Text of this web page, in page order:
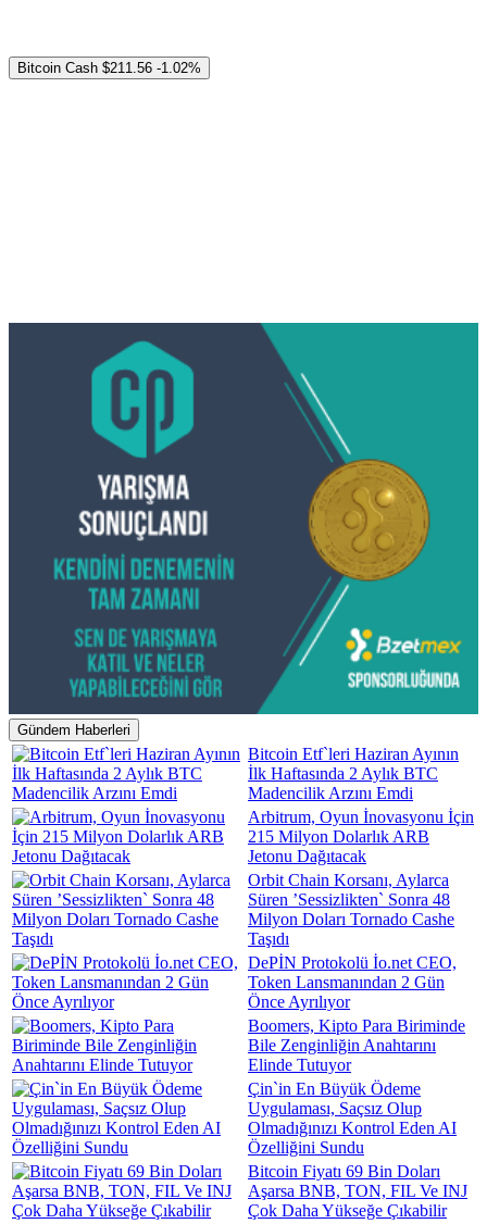
Bitcoin Cash $211.56 -1.02%
Gündem Haberleri
Bitcoin Etf`leri Haziran Ayının
İlk Haftasında 2 Aylık BTC
Madencilik Arzını Emdi
Arbitrum, Oyun İnovasyonu İçin
215 Milyon Dolarlık ARB
Jetonu Dağıtacak
Orbit Chain Korsanı, Aylarca
Süren ’Sessizlikten` Sonra 48
Milyon Doları Tornado Cashe
Taşıdı
DePİN Protokolü İo.net CEO,
Token Lansmanından 2 Gün
Önce Ayrılıyor
Boomers, Kipto Para Biriminde
Bile Zenginliğin Anahtarını
Elinde Tutuyor
Çin`in En Büyük Ödeme
Uygulaması, Saçsız Olup
Olmadığınızı Kontrol Eden AI
Özelliğini Sundu
Bitcoin Fiyatı 69 Bin Doları
Aşarsa BNB, TON, FIL Ve INJ
Çok Daha Yükseğe Çıkabilir